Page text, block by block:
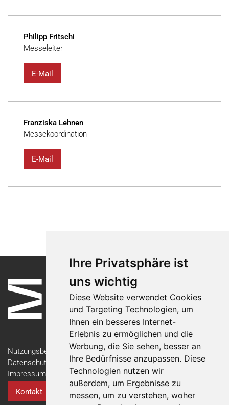
Ihre Privatsphäre ist
uns wichtig
Diese Website verwendet Cookies
und Targeting Technologien, um
Ihnen ein besseres Internet-
Erlebnis zu ermöglichen und die
Werbung, die Sie sehen, besser an
Ihre Bedürfnisse anzupassen. Diese
Technologien nutzen wir
außerdem, um Ergebnisse zu
messen, um zu verstehen, woher
Philipp Fritschi
Messeleiter
E-Mail
Franziska Lehnen
Messekoordination
E-Mail
Nutzungsbedingungen
Datenschutzerklärung
Impressum
Kontakt